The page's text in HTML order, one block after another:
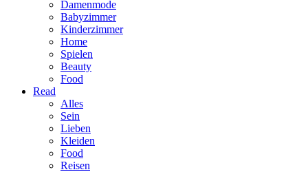
Damenmode
Babyzimmer
Kinderzimmer
Home
Spielen
Beauty
Food
Read
Alles
Sein
Lieben
Kleiden
Food
Reisen